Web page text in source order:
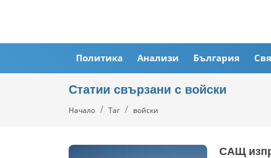
Политика Анализи България
Статии свързани с войски
Начало Таг войски
САЩ